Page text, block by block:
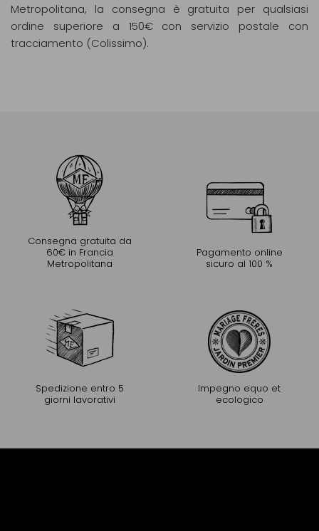
Metropolitana, la consegna è gratuita per qualsiasi
ordine superiore a 150€ con servizio postale con
tracciamento (Colissimo).
Consegna gratuita da
60€ in Francia
Metropolitana
Pagamento online
sicuro al 100 %
Spedizione entro 5
giorni lavorativi
Impegno equo et
ecologico